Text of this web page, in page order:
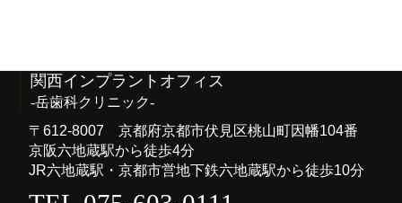
関西インプラントオフィス
-岳歯科クリニック-
〒612-8007 京都府京都市伏見区桃山町因幡104番
京阪六地蔵駅から徒歩4分
JR六地蔵駅・京都市営地下鉄六地蔵駅から徒歩10分